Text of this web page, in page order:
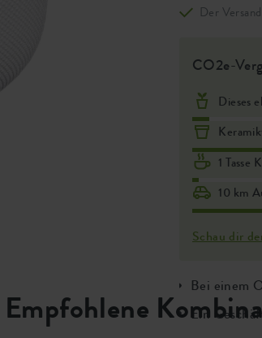
Der
CO2e-
Dieses
1 Tasse
10 km
Schau dir
Bei einem
Ein
Empfohlene